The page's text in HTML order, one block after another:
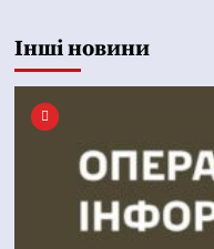
Інші новини